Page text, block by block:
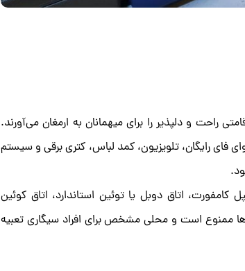
راحت و دلپذیر را برای میهمانان به ارمغان می‌آورند.
فای رایگان، تلویزیون، کمد لباس، کتری برقی و سیستم
کامفورت، اتاق دوبل یا توئین استاندارد، اتاق کوئین
ممنوع است و محلی مشخص برای افراد سیگاری تعبیه